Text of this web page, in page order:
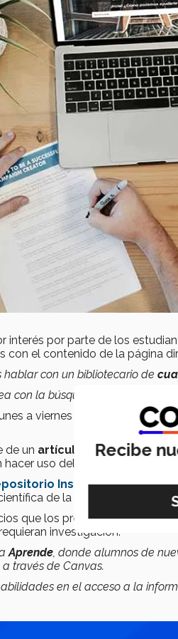
interés por parte de los
con el contenido de la página
hablar con un bibliotecario de
con la búsqueda de material,
a viernes de
8:00 a 20:00
de un artículo, capítulo de
uso del servicio
Institucional del
de la institución.
que los profesores pueden
investigación.
Aprende, donde alumnos de
través de Canvas.
en el acceso a la
Recibe